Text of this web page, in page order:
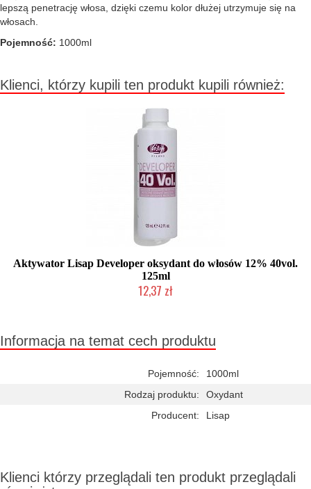
lepszą penetrację włosa, dzięki czemu kolor dłużej utrzymuje się na
włosach.
Pojemność: 1000ml
Klienci, którzy kupili ten produkt kupili również:
Aktywator Lisap Developer oksydant do włosów 12% 40vol.
125ml
12,37 zł
Informacja na temat cech produktu
Pojemność:
1000ml
Rodzaj produktu:
Oxydant
Producent:
Lisap
Klienci którzy przeglądali ten produkt przeglądali